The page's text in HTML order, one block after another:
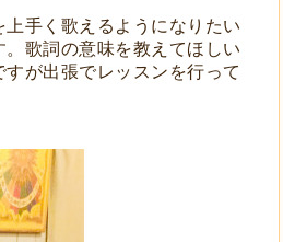
手く歌えるようになりたい
歌詞の意味を教えてほしい
が出張でレッスンを行って